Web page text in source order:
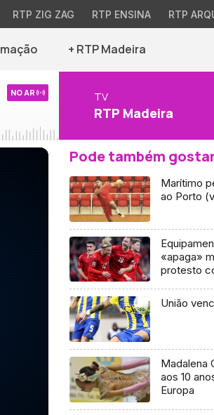
RTP ZIG ZAG RTP ENSINA RTP
+ RTP Madeira
NO AR TV
RTP Madeira
Pode também
Marítimo
ao Porto
«apaga»
protesto
União
Madalena
aos 10
Europa